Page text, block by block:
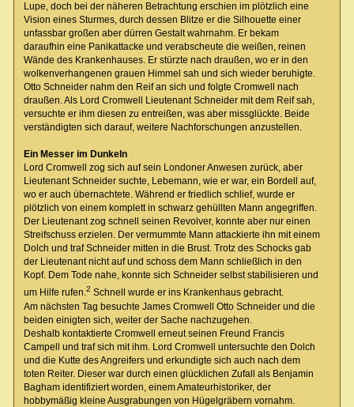
Lupe, doch bei der näheren Betrachtung erschien im plötzlich eine
Vision eines Sturmes, durch dessen Blitze er die Silhouette einer
unfassbar großen aber dürren Gestalt wahrnahm. Er bekam
daraufhin eine Panikattacke und verabscheute die weißen, reinen
Wände des Krankenhauses. Er stürzte nach draußen, wo er in den
wolkenverhangenen grauen Himmel sah und sich wieder beruhigte.
Otto Schneider nahm den Reif an sich und folgte Cromwell nach
draußen. Als Lord Cromwell Lieutenant Schneider mit dem Reif sah,
versuchte er ihm diesen zu entreißen, was aber missglückte. Beide
verständigten sich darauf, weitere Nachforschungen anzustellen.
Ein Messer im Dunkeln
Lord Cromwell zog sich auf sein Londoner Anwesen zurück, aber
Lieutenant Schneider suchte, Lebemann, wie er war, ein Bordell auf,
wo er auch übernachtete. Während er friedlich schlief, wurde er
plötzlich von einem komplett in schwarz gehüllten Mann angegriffen.
Der Lieutenant zog schnell seinen Revolver, konnte aber nur einen
Streifschuss erzielen. Der vermummte Mann attackierte ihn mit einem
Dolch und traf Schneider mitten in die Brust. Trotz des Schocks gab
der Lieutenant nicht auf und schoss dem Mann schließlich in den
Kopf. Dem Tode nahe, konnte sich Schneider selbst stabilisieren und
um Hilfe rufen.2 Schnell wurde er ins Krankenhaus gebracht.
Am nächsten Tag besuchte James Cromwell Otto Schneider und die
beiden einigten sich, weiter der Sache nachzugehen.
Deshalb kontaktierte Cromwell erneut seinen Freund Francis
Campell und traf sich mit ihm. Lord Cromwell untersuchte den Dolch
und die Kutte des Angreifers und erkundigte sich auch nach dem
toten Reiter. Dieser war durch einen glücklichen Zufall als Benjamin
Bagham identifiziert worden, einem Amateurhistoriker, der
hobbymäßig kleine Ausgrabungen von Hügelgräbern vornahm.